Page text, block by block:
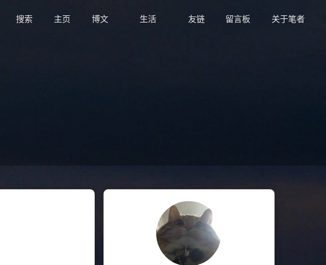
搜索 主页 博文 生活 友链 留言板 关于笔者